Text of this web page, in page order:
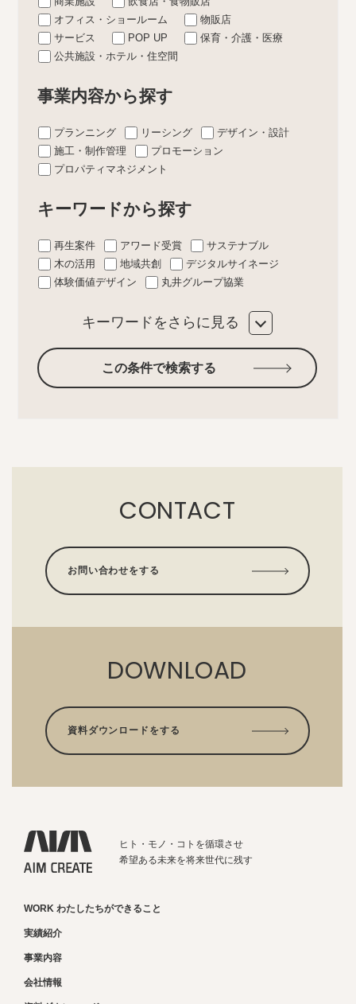
オフィス・ショールーム
物販店
サービス
POP UP
保育・介護・医療
公共施設・ホテル・住空間
事業内容から探す
プランニング リーシング
デザイン・設計
施工・制作管理
プロモーション
プロパティマネジメント
キーワードから探す
再生案件 アワード受賞
サステナブル
木の活用
地域共創
デジタルサイネージ
体験価値デザイン
丸井グループ協業
キーワードをさらに見る
この条件で検索する
CONTACT
お問い合わせをする
DOWNLOAD
資料ダウンロードをする
ヒト・モノ・コトを循環させ
希望ある未来を将来世代に残す
WORK わたしたちができること
実績紹介
事業内容
会社情報